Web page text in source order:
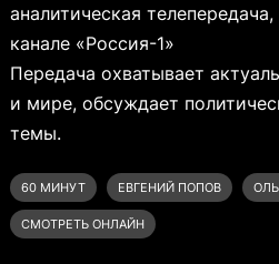
аналитическая
канале «Россия-1»
Передача охватывает
и мире, обсуждает
темы.
60 МИНУТ ЕВГЕНИЙ ПОПОВ
СМОТРЕТЬ ОНЛАЙН